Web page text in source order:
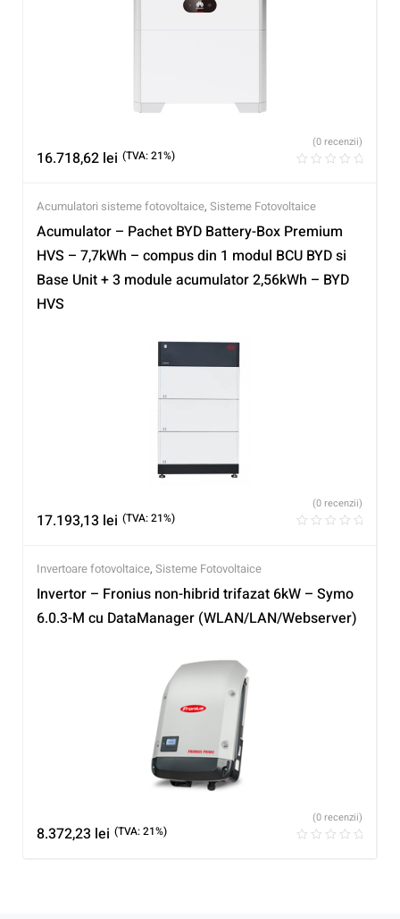
16.718,62 lei (TVA: 21%)
(0 recenzii)
Acumulatori sisteme fotovoltaice, Sisteme Fotovoltaice
Acumulator – Pachet BYD Battery-Box Premium
HVS – 7,7kWh – compus din 1 modul BCU BYD si
Base Unit + 3 module acumulator 2,56kWh – BYD
HVS
17.193,13 lei (TVA: 21%)
(0 recenzii)
Invertoare fotovoltaice, Sisteme Fotovoltaice
Invertor – Fronius non-hibrid trifazat 6kW – Symo
6.0.3-M cu DataManager (WLAN/LAN/Webserver)
8.372,23 lei (TVA: 21%)
(0 recenzii)